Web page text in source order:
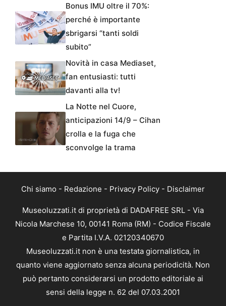
Bonus IMU oltre il 70%:
perché è importante
sbrigarsi “tanti soldi
subito”
Novità in casa Mediaset,
fan entusiasti: tutti
davanti alla tv!
La Notte nel Cuore,
anticipazioni 14/9 – Cihan
crolla e la fuga che
sconvolge la trama
Chi siamo - Redazione - Privacy Policy - Disclaimer
Museoluzzati.it di proprietà di DADAFREE SRL - Via
Nicola Marchese 10, 00141 Roma (RM) - Codice Fiscale
e Partita I.V.A. 02120340670
Museoluzzati.it non è una testata giornalistica, in
quanto viene aggiornato senza alcuna periodicità. Non
può pertanto considerarsi un prodotto editoriale ai
sensi della legge n. 62 del 07.03.2001